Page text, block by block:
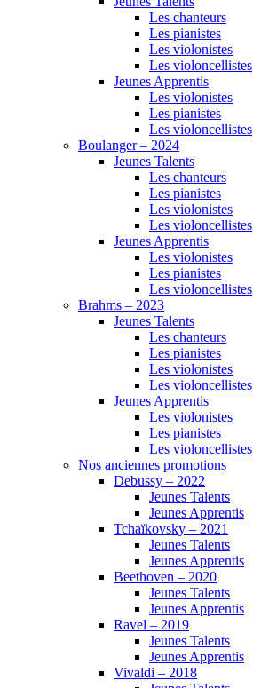
Les chanteurs
Les pianistes
Les violonistes
Les violoncellistes
Jeunes Apprentis
Les violonistes
Les pianistes
Les violoncellistes
Boulanger – 2024
Jeunes Talents
Les chanteurs
Les pianistes
Les violonistes
Les violoncellistes
Jeunes Apprentis
Les violonistes
Les pianistes
Les violoncellistes
Brahms – 2023
Jeunes Talents
Les chanteurs
Les pianistes
Les violonistes
Les violoncellistes
Jeunes Apprentis
Les violonistes
Les pianistes
Les violoncellistes
Nos anciennes promotions
Debussy – 2022
Jeunes Talents
Jeunes Apprentis
Tchaïkovsky – 2021
Jeunes Talents
Jeunes Apprentis
Beethoven – 2020
Jeunes Talents
Jeunes Apprentis
Ravel – 2019
Jeunes Talents
Jeunes Apprentis
Vivaldi – 2018